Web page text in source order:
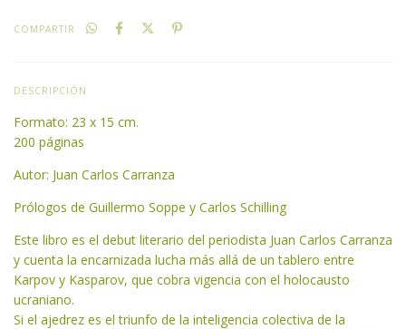
COMPARTIR
DESCRIPCIÓN
Formato: 23 x 15 cm.
200 páginas
Autor: Juan Carlos Carranza
Prólogos de Guillermo Soppe y Carlos Schilling
Este libro es el debut literario del periodista Juan Carlos Carranza
y cuenta la encarnizada lucha más allá de un tablero entre
Karpov y Kasparov, que cobra vigencia con el holocausto
ucraniano.
Si el ajedrez es el triunfo de la inteligencia colectiva de la